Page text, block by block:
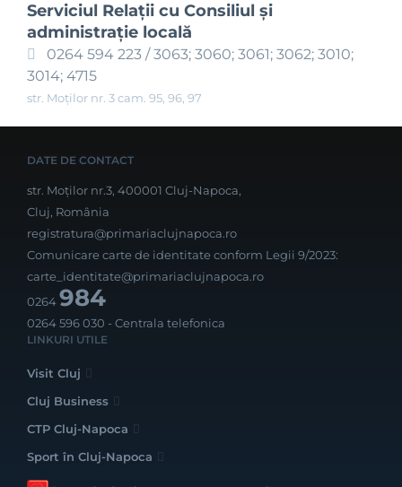
Serviciul Relaţii cu Consiliul şi
administraţie locală
0264 594 223 / 3063; 3060; 3061; 3062; 3010;
3014; 4715
str. Moților nr. 3 cam. 95, 96, 97
DATE DE CONTACT
str. Moților nr.3, 400001 Cluj-Napoca,
Cluj, România
registratura@primariaclujnapoca.ro
Comunicare carte de identitate conform Legii 9/2023:
carte_identitate@primariaclujnapoca.ro
0264984
0264 596 030 - Centrala telefonica
LINKURI UTILE
Visit Cluj
Cluj Business
CTP Cluj-Napoca
Sport în Cluj-Napoca